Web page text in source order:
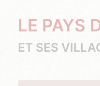
LE PAYS
ET SES